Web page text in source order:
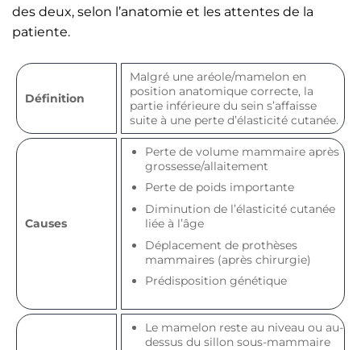
des deux, selon l’anatomie et les attentes de la
patiente.
Définition
Malgré une aréole/mamelon en
position anatomique correcte, la
partie inférieure du sein s’affaisse
suite à une perte d’élasticité cutanée.
Causes
Perte de volume mammaire après
grossesse/allaitement
Perte de poids importante
Diminution de l’élasticité cutanée
liée à l’âge
Déplacement de prothèses
mammaires (après chirurgie)
Prédisposition génétique
Le mamelon reste au niveau ou au-
dessus du sillon sous-mammaire